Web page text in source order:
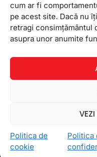
cum ar fi
pe acest site. Dacă nu
retragi consimțământul
asupra unor anumite
VEZI
Politica de
cookie
Politica
Contact
Testimoniale
GDPR
© Copyright 2026